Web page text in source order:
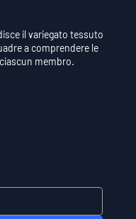
il variegato tessuto
a comprendere le
membro.